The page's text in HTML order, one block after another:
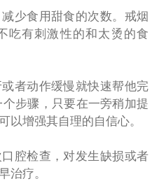
少食用甜食的次数。戒烟
吃有刺激性的和太烫的食
者动作缓慢就快速帮他完
步骤，只要在一旁稍加提
以增强其自理的自信心。
腔检查，对发生缺损或者
治疗。